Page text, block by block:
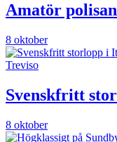
Amatör
8 oktober
Treviso
Svenskfritt
8 oktober